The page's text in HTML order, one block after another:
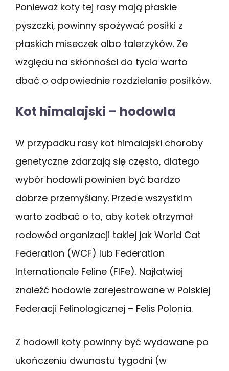
Ponieważ koty tej rasy mają płaskie
pyszczki, powinny spożywać posiłki z
płaskich miseczek albo talerzyków. Ze
względu na skłonności do tycia warto
dbać o odpowiednie rozdzielanie posiłków.
Kot himalajski – hodowla
W przypadku rasy kot himalajski choroby
genetyczne zdarzają się często, dlatego
wybór hodowli powinien być bardzo
dobrze przemyślany. Przede wszystkim
warto zadbać o to, aby kotek otrzymał
rodowód organizacji takiej jak World Cat
Federation (WCF) lub Federation
Internationale Feline (FIFe). Najłatwiej
znaleźć hodowle zarejestrowane w Polskiej
Federacji Felinologicznej – Felis Polonia.
Z hodowli koty powinny być wydawane po
ukończeniu dwunastu tygodni (w